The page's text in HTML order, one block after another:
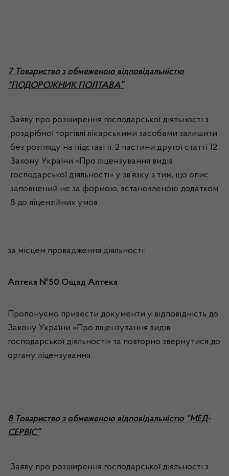
7 Товариство з обмеженою відповідальністю
“ПОДОРОЖНИК ПОЛТАВА”
Заяву про розширення господарської діяльності з
роздрібної торгівлі лікарськими засобами залишити
без розгляду на підставі п. 2 частини другої статті 12
Закону України «Про ліцензування видів
господарської діяльності» у зв’язку з тим, що опис
заповнений не за формою, встановленою додатком
8 до ліцензійних умов
за місцем провадження діяльності:
Аптека №50 Ощад Аптека
Пропонуємо привести документи у відповідність до
Закону України «Про ліцензування видів
господарської діяльності» та повторно звернутися до
органу ліцензування.
8 Товариство з обмеженою відповідальністю “МЕД-
СЕРВІС”
Заяву про розширення господарської діяльності з